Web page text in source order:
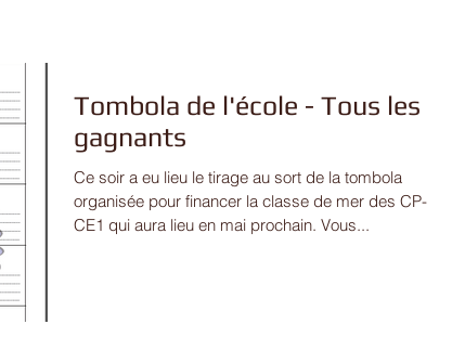
Tombola de l'école - Tous les
gagnants
Ce soir a eu lieu le tirage au sort de la tombola
organisée pour financer la classe de mer des CP-
CE1 qui aura lieu en mai prochain. Vous...